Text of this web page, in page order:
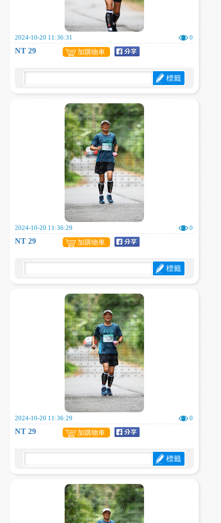
2024-10-20 11:36:31 0
NT 29 加購物車
標籤
2024-10-20 11:36:29 0
NT 29 加購物車
標籤
2024-10-20 11:36:29 0
NT 29 加購物車
標籤